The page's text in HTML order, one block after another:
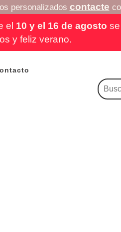
personalizados contacte
el 10 y el 16 de agosto
y feliz verano.